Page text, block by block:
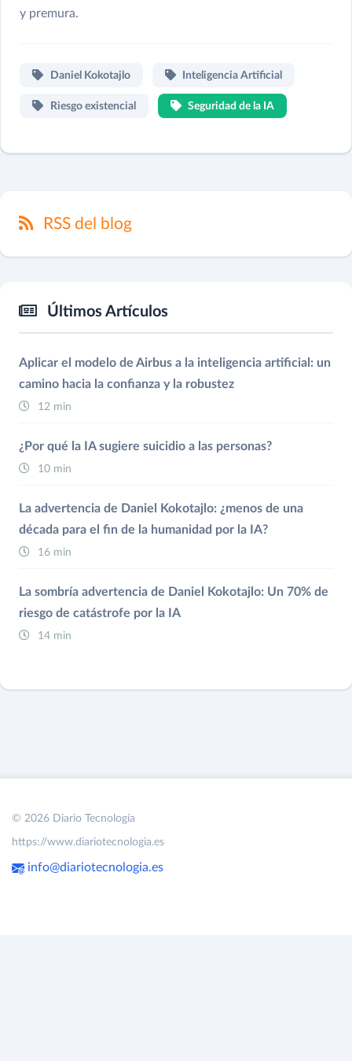
y premura.
Daniel Kokotajlo Inteligencia Artificial
Riesgo existencial Seguridad de la IA
RSS del blog
Últimos Artículos
Aplicar el modelo de Airbus a la inteligencia artificial: un
camino hacia la confianza y la robustez
12 min
¿Por qué la IA sugiere suicidio a las personas?
10 min
La advertencia de Daniel Kokotajlo: ¿menos de una
década para el fin de la humanidad por la IA?
16 min
La sombría advertencia de Daniel Kokotajlo: Un 70% de
riesgo de catástrofe por la IA
14 min
© 2026 Diario Tecnología
https://www.diariotecnologia.es
info@diariotecnologia.es